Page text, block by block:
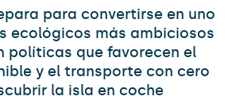
para convertirse en uno
ecológicos más ambiciosos
políticas que favorecen el
y el transporte con cero
la isla en coche